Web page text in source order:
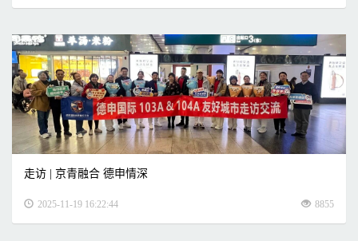
走访 | 京青融合 德申情深
2025-11-19 16:22:44 8855